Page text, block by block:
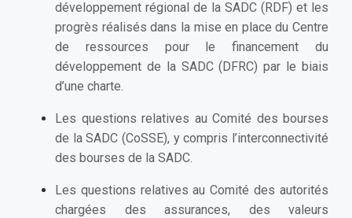
développement régional de la SADC (RDF) et les
progrès réalisés dans la mise en place du Centre
de ressources pour le financement du
développement de la SADC (DFRC) par le biais
d’une charte.
Les questions relatives au Comité des bourses
de la SADC (CoSSE), y compris l’interconnectivité
des bourses de la SADC.
Les questions relatives au Comité des autorités
chargées des assurances, des valeurs